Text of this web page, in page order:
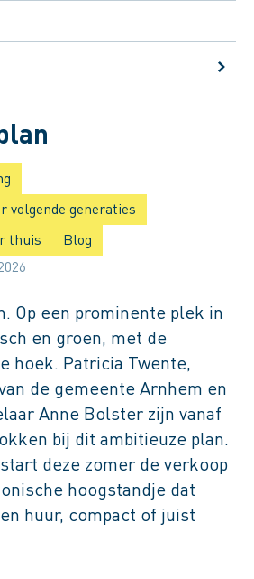
berichten overzicht
volgende generaties
thuis
Blog
Op een prominente plek in
en groen, met de
hoek. Patricia Twente,
de gemeente Arnhem en
Anne Bolster zijn vanaf
bij dit ambitieuze plan.
deze zomer de verkoop
hoogstandje dat
huur, compact of juist